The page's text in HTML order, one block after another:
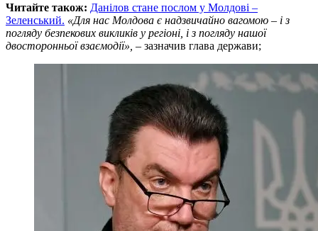
Читайте також: Данілов стане послом у Молдові –
Зеленський. «Для нас Молдова є надзвичайно вагомою – і з
погляду безпекових викликів у регіоні, і з погляду нашої
двосторонньої взаємодії», – зазначив глава держави;